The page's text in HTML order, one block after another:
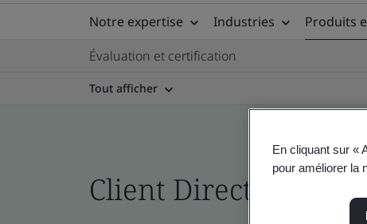
Notre expertise Industries Produits
Évaluation et certification
Tout afficher
Client Directory
En cliquant sur «
pour améliorer la